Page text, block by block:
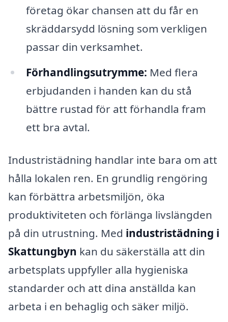
företag ökar chansen att du får en
skräddarsydd lösning som verkligen
passar din verksamhet.
Förhandlingsutrymme: Med flera
erbjudanden i handen kan du stå
bättre rustad för att förhandla fram
ett bra avtal.
Industristädning handlar inte bara om att
hålla lokalen ren. En grundlig rengöring
kan förbättra arbetsmiljön, öka
produktiviteten och förlänga livslängden
på din utrustning. Med industristädning i
Skattungbyn kan du säkerställa att din
arbetsplats uppfyller alla hygieniska
standarder och att dina anställda kan
arbeta i en behaglig och säker miljö.